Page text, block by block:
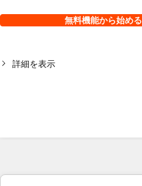
無料機能から始める
詳細を表示